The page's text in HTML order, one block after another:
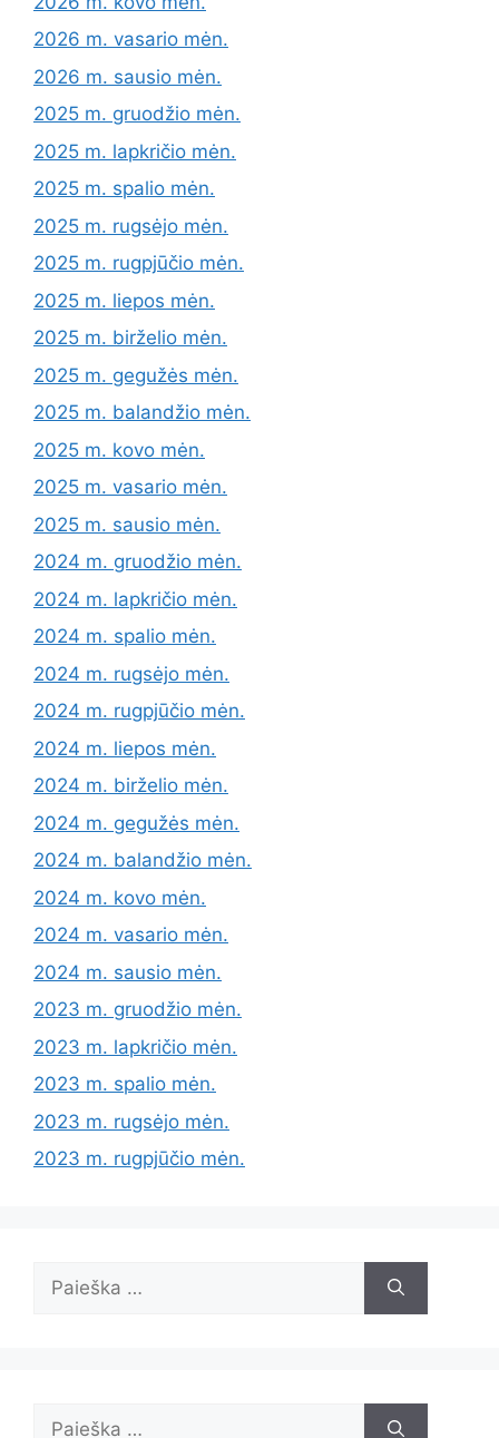
2026 m. vasario mėn.
2026 m. sausio mėn.
2025 m. gruodžio mėn.
2025 m. lapkričio mėn.
2025 m. spalio mėn.
2025 m. rugsėjo mėn.
2025 m. rugpjūčio mėn.
2025 m. liepos mėn.
2025 m. birželio mėn.
2025 m. gegužės mėn.
2025 m. balandžio mėn.
2025 m. kovo mėn.
2025 m. vasario mėn.
2025 m. sausio mėn.
2024 m. gruodžio mėn.
2024 m. lapkričio mėn.
2024 m. spalio mėn.
2024 m. rugsėjo mėn.
2024 m. rugpjūčio mėn.
2024 m. liepos mėn.
2024 m. birželio mėn.
2024 m. gegužės mėn.
2024 m. balandžio mėn.
2024 m. kovo mėn.
2024 m. vasario mėn.
2024 m. sausio mėn.
2023 m. gruodžio mėn.
2023 m. lapkričio mėn.
2023 m. spalio mėn.
2023 m. rugsėjo mėn.
2023 m. rugpjūčio mėn.
Ieškoti:
Ieškoti: